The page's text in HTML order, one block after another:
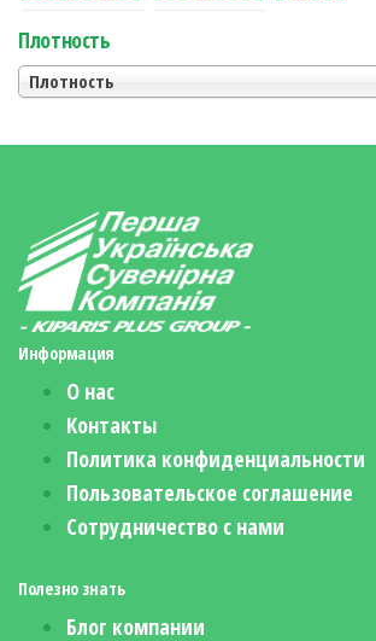
Плотность
Плотность
Информация
О нас
Контакты
Политика конфиденциальности
Пользовательское соглашение
Сотрудничество с нами
Полезно знать
Блог компании